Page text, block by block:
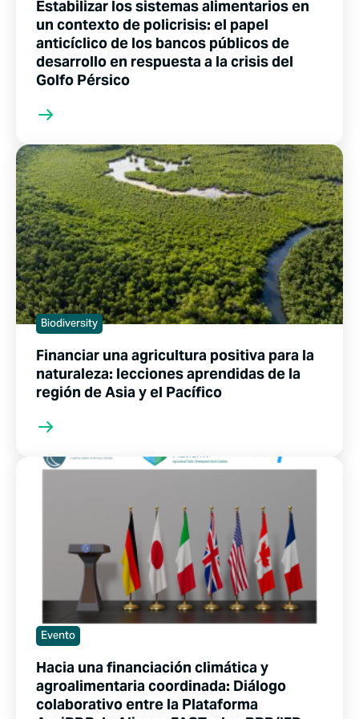
Estabilizar los sistemas alimentarios en
un contexto de policrisis: el papel
anticíclico de los bancos públicos de
desarrollo en respuesta a la crisis del
Golfo Pérsico
Biodiversity
Financiar una agricultura positiva para la
naturaleza: lecciones aprendidas de la
región de Asia y el Pacífico
Evento
Hacia una financiación climática y
agroalimentaria coordinada: Diálogo
colaborativo entre la Plataforma